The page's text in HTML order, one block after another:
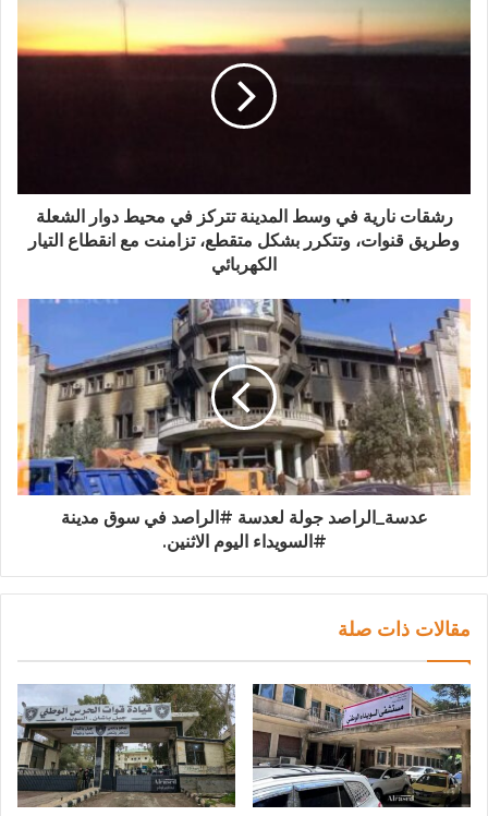
رشقات نارية في وسط المدينة تتركز في محيط دوار الشعلة
وطريق قنوات، وتتكرر بشكل متقطع، تزامنت مع انقطاع التيار
الكهربائي
عدسة_الراصد جولة لعدسة #الراصد في سوق مدينة
#السويداء اليوم الاثنين.
مقالات ذات صلة